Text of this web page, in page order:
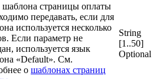
страницы оплаты
передавать, если для
используется несколько
Если параметр не
используется язык
«Default». См.
о шаблонах страниц
String
[1..50]
Optional